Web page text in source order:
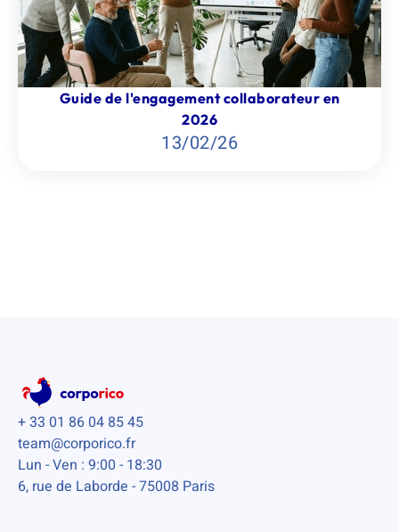
Guide de l'engagement collaborateur en
2026
13/02/26
+ 33 01 86 04 85 45
team@corporico.fr
Lun - Ven : 9:00 - 18:30
6, rue de Laborde - 75008 Paris